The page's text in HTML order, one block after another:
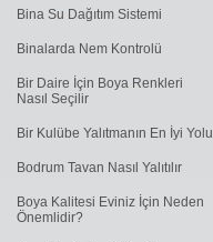
Bina Su Dağıtım Sistemi
Binalarda Nem Kontrolü
Bir Daire İçin Boya Renkleri
Nasıl Seçilir
Bir Kulübe Yalıtmanın En İyi Yolu
Bodrum Tavan Nasıl Yalıtılır
Boya Kalitesi Eviniz İçin Neden
Önemlidir?